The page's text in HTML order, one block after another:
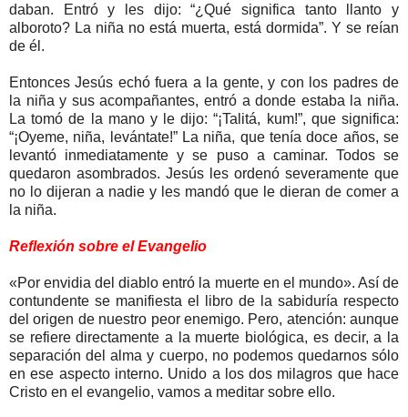
daban. Entró y les dijo: “¿Qué significa tanto llanto y
alboroto? La niña no está muerta, está dormida”. Y se reían
de él.
Entonces Jesús echó fuera a la gente, y con los padres de
la niña y sus acompañantes, entró a donde estaba la niña.
La tomó de la mano y le dijo: “¡Talitá, kum!”, que significa:
“¡Oyeme, niña, levántate!” La niña, que tenía doce años, se
levantó inmediatamente y se puso a caminar. Todos se
quedaron asombrados. Jesús les ordenó severamente que
no lo dijeran a nadie y les mandó que le dieran de comer a
la niña.
Reflexión sobre el Evangelio
«Por envidia del diablo entró la muerte en el mundo». Así de
contundente se manifiesta el libro de la sabiduría respecto
del origen de nuestro peor enemigo. Pero, atención: aunque
se refiere directamente a la muerte biológica, es decir, a la
separación del alma y cuerpo, no podemos quedarnos sólo
en ese aspecto interno. Unido a los dos milagros que hace
Cristo en el evangelio, vamos a meditar sobre ello.